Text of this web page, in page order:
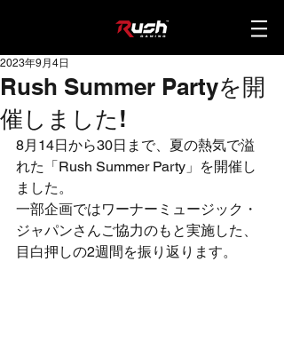
Rush Summer Partyを開
催しました!
2023年9月4日
8月14日から30日まで、夏の熱気で溢
れた「Rush Summer Party」を開催し
ました。
一部企画ではワーナーミュージック・
ジャパンさんご協力のもと実施した、
目白押しの2週間を振り返ります。